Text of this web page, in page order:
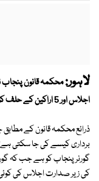
لاہور:محکمہ قانون پنجاب
اجلاس اور 5 اراکین کے حلف کو غیر آئینی اور غیر قانونی قرار دے دیا۔
ذرائع محکمہ قانون کے
گورنر پنجاب کو ہے جب کہ